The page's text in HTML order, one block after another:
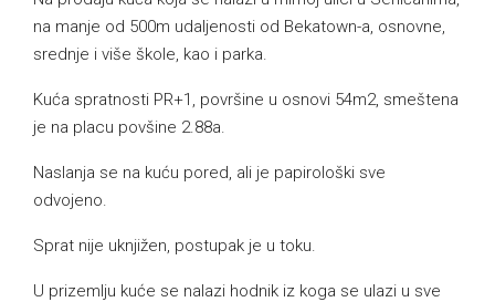
na manje od 500m udaljenosti od Bekatown-a, osnovne,
srednje i više škole, kao i parka.
Kuća spratnosti PR+1, površine u osnovi 54m2, smeštena
je na placu povšine 2.88a.
Naslanja se na kuću pored, ali je papirološki sve
odvojeno.
Sprat nije uknjižen, postupak je u toku.
U prizemlju kuće se nalazi hodnik iz koga se ulazi u sve